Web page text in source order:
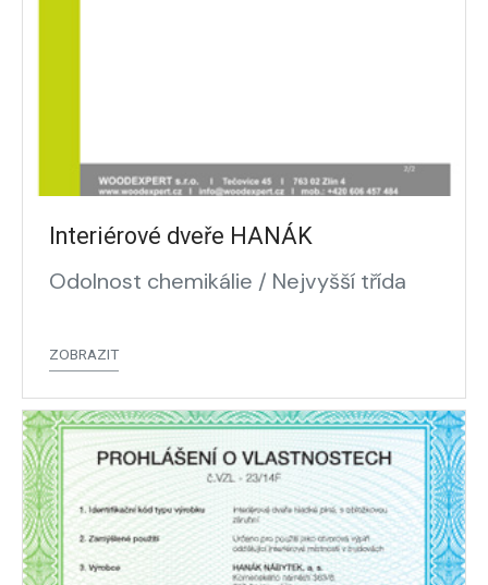
Interiérové dveře HANÁK
Odolnost chemikálie / Nejvyšší třída
ZOBRAZIT